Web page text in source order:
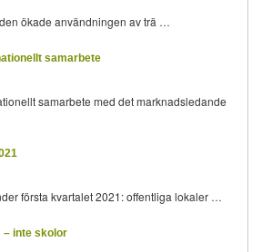
ökade användningen av trä …
samarbete
samarbete med det marknadsledande
första kvartalet 2021: offentliga lokaler …
– inte skolor